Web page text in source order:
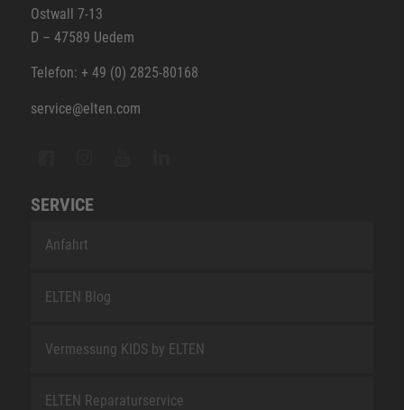
Ostwall 7-13
D – 47589 Uedem
Telefon: + 49 (0) 2825-80168
service@elten.com
SERVICE
Anfahrt
ELTEN Blog
Vermessung KIDS by ELTEN
ELTEN Reparaturservice